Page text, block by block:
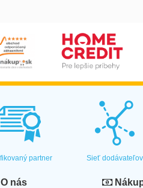
partner Sieť dodávateľov
O nás